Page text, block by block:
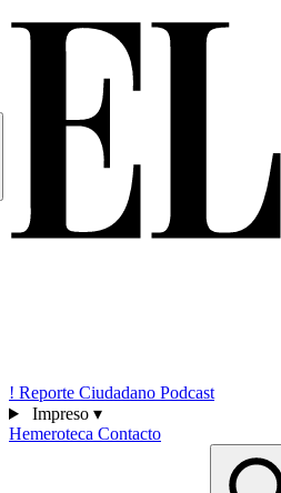
! Reporte Ciudadano Podcast
Impreso ▾
Hemeroteca Contacto